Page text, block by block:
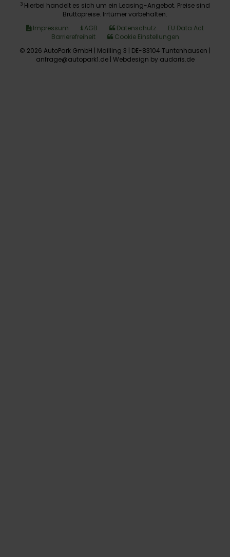
3 Hierbei handelt es sich um ein Leasing-Angebot. Preise sind
Bruttopreise. Irrtümer vorbehalten.
Impressum
AGB Datenschutz
EU Data Act
Barrierefreiheit
Cookie Einstellungen
© 2026 AutoPark GmbH | Mailling 3 | DE-83104 Tuntenhausen |
anfrage@autopark1.de | Webdesign by audaris.de